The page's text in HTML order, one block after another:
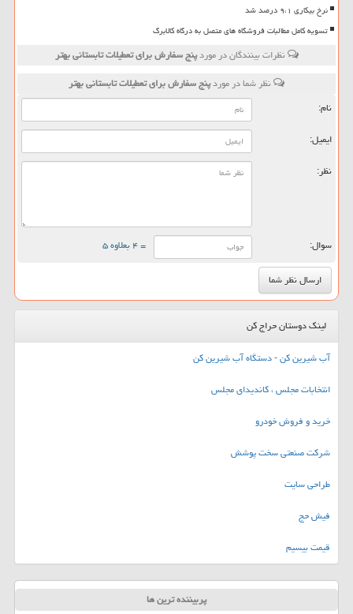
نرخ بیکاری ۹،۱ درصد شد
تسویه کامل مطالبات فروشگاه های متصل به درگاه کالابرگ
نظرات بینندگان در موردپنج سفارش برای تعطیلات تابستانی بهتر
نظر شما در موردپنج سفارش برای تعطیلات تابستانی بهتر
نام:
ایمیل:
نظر:
سوال: = ۴ بعلاوه ۵
لینک دوستان حراج کن
آب شیرین کن - دستگاه آب شیرین کن
انتخابات مجلس ، کاندیدای مجلس
خرید و فروش خودرو
شرکت صنعتی سخت پوشش
طراحی سایت
فیش حج
قیمت بیسیم
پربیننده ترین ها